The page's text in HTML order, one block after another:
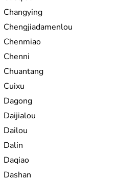
Changying
Chengjiadamenlou
Chenmiao
Chenni
Chuantang
Cuixu
Dagong
Daijialou
Dailou
Dalin
Daqiao
Dashan